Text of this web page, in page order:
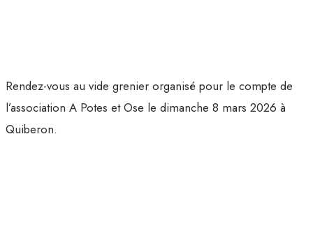
Rendez-vous au vide grenier organisé pour le compte de
l’association A Potes et Ose le dimanche 8 mars 2026 à
Quiberon.